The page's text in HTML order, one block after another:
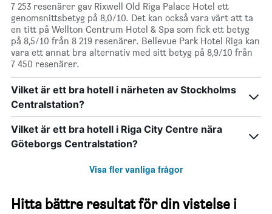
7 253 resenärer gav Rixwell Old Riga Palace Hotel ett
genomsnittsbetyg på 8,0/10. Det kan också vara värt att ta
en titt på Wellton Centrum Hotel & Spa som fick ett betyg
på 8,5/10 från 8 219 resenärer. Bellevue Park Hotel Riga kan
vara ett annat bra alternativ med sitt betyg på 8,9/10 från
7 450 resenärer.
Vilket är ett bra hotell i närheten av Stockholms
Centralstation?
Vilket är ett bra hotell i Riga City Centre nära
Göteborgs Centralstation?
Visa fler vanliga frågor
Hitta bättre resultat för din vistelse i